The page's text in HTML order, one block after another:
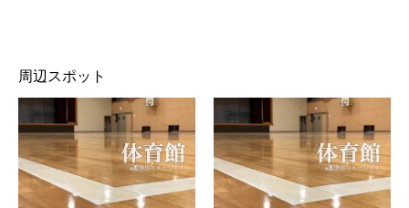
周辺スポット